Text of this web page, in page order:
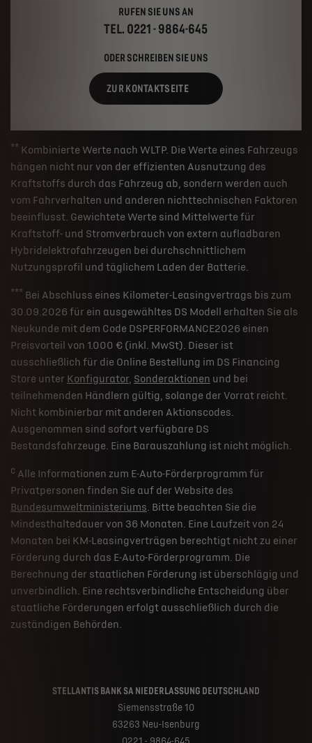
RUFEN SIE UNS AN
TEL. 0221 - 9864-645
ODER SCHREIBEN SIE UNS
ZUR KONTAKTSEITE
** Kombinierte Werte nach WLTP. Die Werte eines Fahrzeugs
hängen nicht nur von der effizienten Ausnutzung des
Kraftstoffs durch das Fahrzeug ab, sondern werden auch
vom Fahrverhalten und anderen nichttechnischen Faktoren
beeinflusst. Gewichtete Werte sind Mittelwerte für
Kraftstoff- und Stromverbrauch von extern aufladbaren
Hybridelektrofahrzeugen bei durchschnittlichem
Nutzungsprofil und täglichem Laden der Batterie.
*** Bei Abschluss eines Kilometer-Leasingvertrags bis zum
30.09.2026 für ein ausgewähltes DS Modell erhalten Sie als
Neukunde mit dem Code DSPERFORMANCE2026 einen
Preisvorteil von 1.000 € (inkl. MwSt). Dieser ist
ausschließlich für die Online Bestellung im DS Financing
Store unter Konfigurator, Sonderaktionen und bei
teilnehmenden Händlern gültig, solange der Vorrat reicht.
Nicht kombinierbar mit anderen Aktionscodes.
Ausgenommen sind sofort verfügbare DS
Bestandsfahrzeuge. Eine Barauszahlung ist nicht möglich.
c Alle Informationen zum E-Auto-Förderprogramm für
Privatpersonen finden Sie auf der Website des
Bundesumweltministeriums. Bitte beachten Sie die
Mindesthaltedauer von 36 Monaten. Eine Laufzeit von 24
Monaten bei KM-Leasingverträgen berechtigt nicht zu einer
Förderung durch das E-Auto-Förderprogramm. Die
Berechnung der staatlichen Förderung ist überschlägig und
unverbindlich. Eine rechtsverbindliche Entscheidung über
staatliche Förderungen erfolgt ausschließlich durch die
zuständigen Behörden.
STELLANTIS BANK SA NIEDERLASSUNG DEUTSCHLAND
Siemensstraße 10
63263 Neu-Isenburg